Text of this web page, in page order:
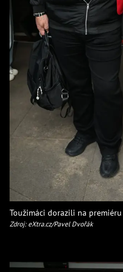
Toužimáci dorazili na
Zdroj: eXtra.cz/Pavel Dvořák